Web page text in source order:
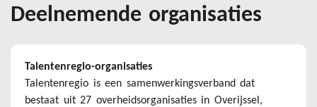
Deelnemende organisaties
Talentenregio-organisaties
Talentenregio is een samenwerkingsverband dat
bestaat uit 27 overheidsorganisaties in Overijssel,